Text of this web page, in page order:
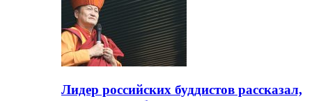
Лидер российских буддистов рассказал,